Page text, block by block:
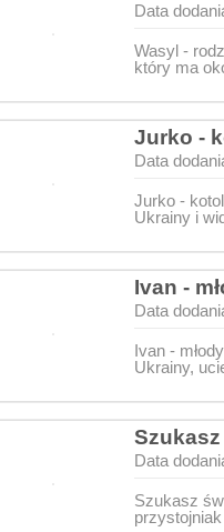
Data
Wasyl -
który ma
Jurko -
Data
Jurko -
Ukrainy i
Ivan -
Data
Ivan -
Ukrainy,
Data
Szukasz